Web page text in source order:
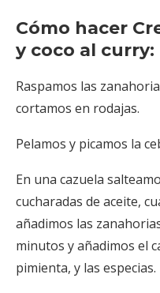
Cómo hacer
y coco al curry:
Raspamos las
cortamos en rodajas.
Pelamos y picamos la
En una cazuela
cucharadas de aceite,
añadimos las
minutos y añadimos el
pimienta, y las especias.